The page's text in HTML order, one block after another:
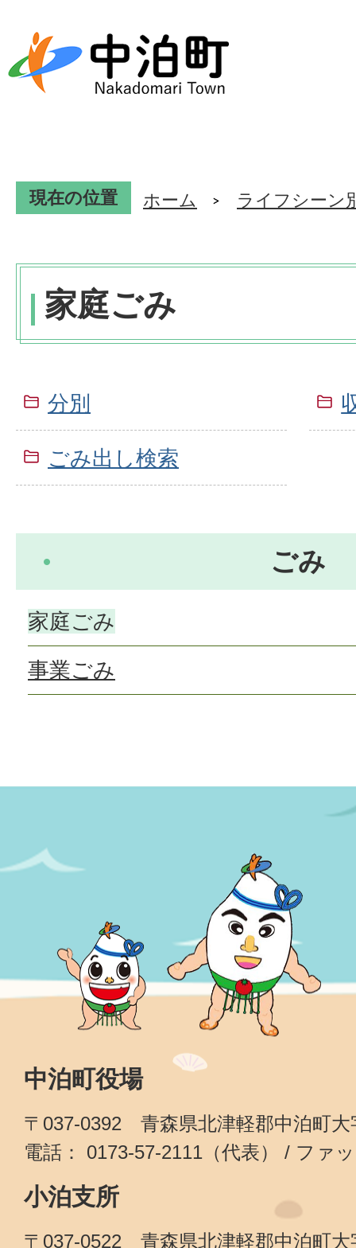
現在の位置 ホーム ライフシーン
家庭ごみ
分別
ごみ出し検索
ごみ
家庭ごみ
事業ごみ
中泊町役場
〒037-0392 青森県北津軽郡中泊町大
電話： 0173-57-2111（代表） / ファ
小泊支所
〒037-0522 青森県北津軽郡中泊町大